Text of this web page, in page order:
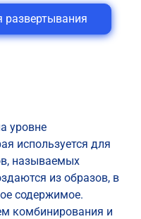
развертывания
уровне
используется для
называемых
из образов, в
содержимое.
комбинирования и